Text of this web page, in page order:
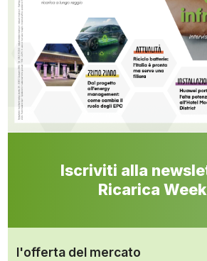
Iscriviti alla
Ricarica
l'offerta del mercato